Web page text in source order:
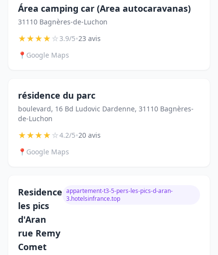
Área camping car (Area autocaravanas)
31110 Bagnères-de-Luchon
★★★★☆3.9/5•23 avis
📍 Google Maps
résidence du parc
boulevard, 16 Bd Ludovic Dardenne, 31110 Bagnères-
de-Luchon
★★★★☆4.2/5•20 avis
📍 Google Maps
Residence
les pics
d'Aran
rue Remy
Comet
appartement-t3-5-pers-les-pics-d-aran-
3.hotelsinfrance.top